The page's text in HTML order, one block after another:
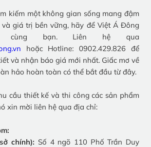
kiếm một không gian sống mang đậm
giá trị bền vững, hãy để Việt Á Đông
cùng bạn. Liên hệ qua
hoặc Hotline: 0902.429.826 để
và nhận báo giá mới nhất. Giấc mơ về
hảo hoàn toàn có thể bắt đầu từ đây.
cầu thiết kế và thi công các sản phẩm
xin mời liên hệ qua địa chỉ:
chính): Số 4 ngõ 110 Phố Trần Duy